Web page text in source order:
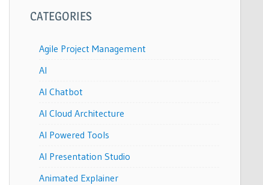
CATEGORIES
Agile Project Management
AI
AI Chatbot
AI Cloud Architecture
AI Powered Tools
AI Presentation Studio
Animated Explainer